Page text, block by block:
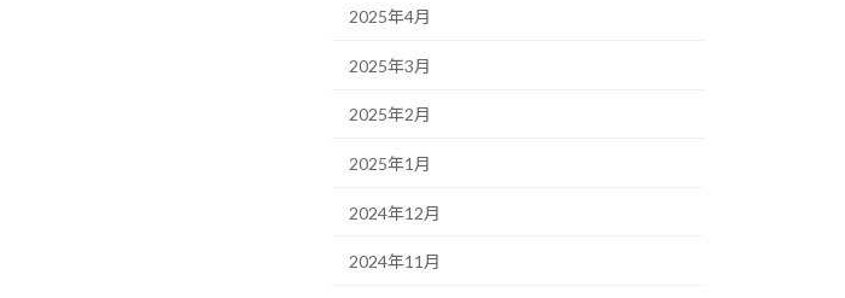
2025年4月
2025年3月
2025年2月
2025年1月
2024年12月
2024年11月